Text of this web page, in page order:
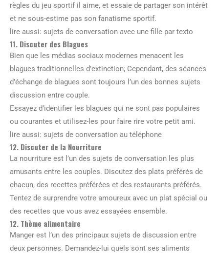
règles du jeu sportif il aime, et essaie de partager son intérêt
et ne sous-estime pas son fanatisme sportif.
lire aussi: sujets de conversation avec une fille par texto
11. Discuter des Blagues
Bien que les médias sociaux modernes menacent les
blagues traditionnelles d’extinction; Cependant, des séances
d’échange de blagues sont toujours l’un des bonnes sujets
discussion entre couple.
Essayez d’identifier les blagues qui ne sont pas populaires
ou courantes et utilisez-les pour faire rire votre petit ami.
lire aussi: sujets de conversation au téléphone
12. Discuter de la Nourriture
La nourriture est l’un des sujets de conversation les plus
amusants entre les couples. Discutez des plats préférés de
chacun, des recettes préférées et des restaurants préférés.
Tentez de surprendre votre amoureux avec un plat spécial ou
des recettes que vous avez essayées ensemble.
12. Thème alimentaire
Manger est l’un des principaux sujets de discussion entre
deux personnes. Demandez-lui quels sont ses aliments